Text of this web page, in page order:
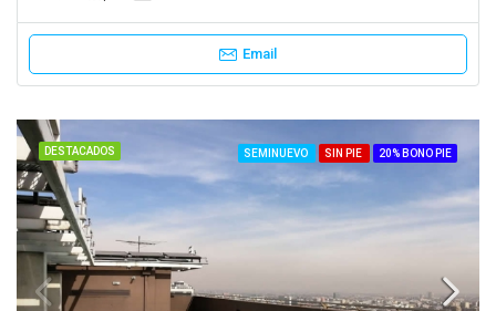
Email
DESTACADOS SEMINUEVO SIN PIE 20% BONO PIE